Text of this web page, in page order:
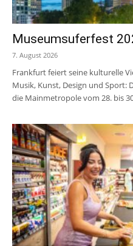
Museumsuferfest
7. August 2026
Frankfurt feiert seine kulturelle
Musik, Kunst, Design und Sport:
die Mainmetropole vom 28. bis